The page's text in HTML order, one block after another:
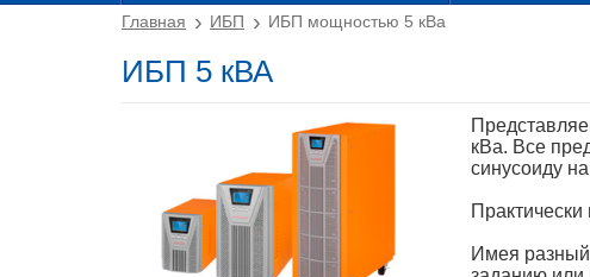
Главная ИБП ИБП мощностью 5 кВа
ИБП 5 кВА
кВа. Все
синусоиду
Имея разный